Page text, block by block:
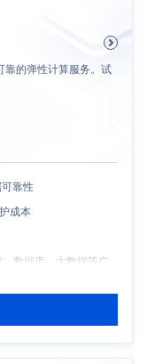
靠的弹性计算服务。试
靠性
成本
数据库、大数据等广
月及以上且备案期间剩